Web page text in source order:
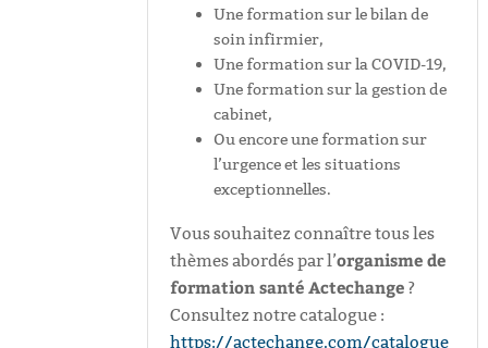
Une formation sur le bilan de
soin infirmier,
Une formation sur la COVID-19,
Une formation sur la gestion de
cabinet,
Ou encore une formation sur
l’urgence et les situations
exceptionnelles.
Vous souhaitez connaître tous les
thèmes abordés par l’organisme de
formation santé Actechange?
Consultez notre catalogue :
https://actechange.com/catalogue